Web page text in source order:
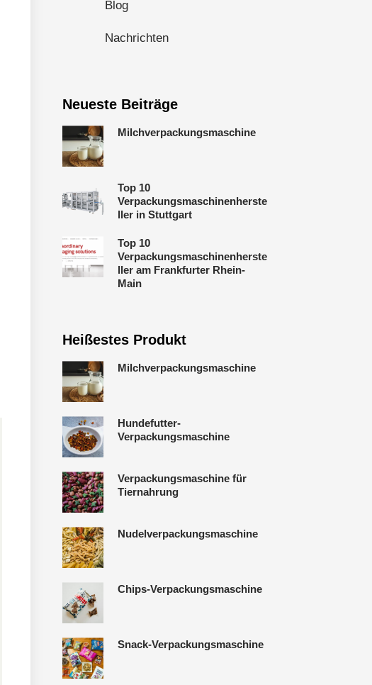
Blog
Nachrichten
Neueste Beiträge
Milchverpackungsmaschine
Top 10
Verpackungsmaschinenherste
ller in Stuttgart
Top 10
Verpackungsmaschinenherste
ller am Frankfurter Rhein-
Main
Heißestes Produkt
Milchverpackungsmaschine
Hundefutter-
Verpackungsmaschine
Verpackungsmaschine für
Tiernahrung
Nudelverpackungsmaschine
Chips-Verpackungsmaschine
Snack-Verpackungsmaschine